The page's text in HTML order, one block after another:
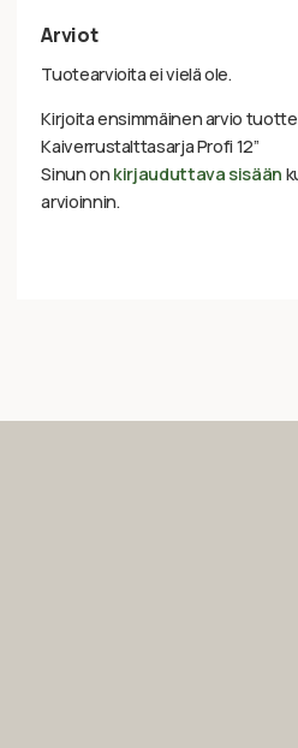
Arviot
Tuotearvioita ei vielä ole.
Kirjoita ensimmäinen arvio
Kaiverrustalttasarja Profi 12”
Sinun on kirjauduttava sisään
arvioinnin.